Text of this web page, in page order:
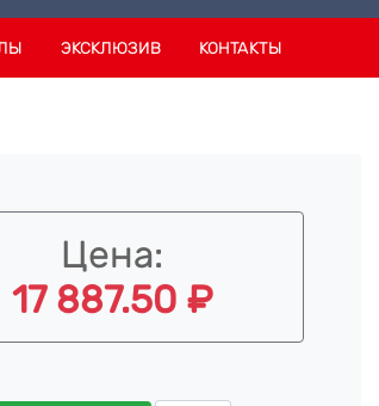
ЭКСКЛЮЗИВ КОНТАКТЫ
Цена:
17 887.50 ₽